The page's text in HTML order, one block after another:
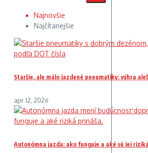
Najnovšie
Najčítanejšie
Staršie, ale málo jazdené pneumatiky: výhra
apr 12, 2026
Autonómna jazda: ako funguje a aké sú jej